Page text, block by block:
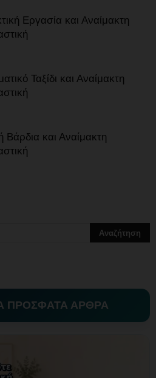
Εργασία και Αναίμακτη
Ταξίδι και Αναίμακτη
Βάρδια και Αναίμακτη
ΠΡΟΣΦΑΤΑ ΑΡΘΡΑ